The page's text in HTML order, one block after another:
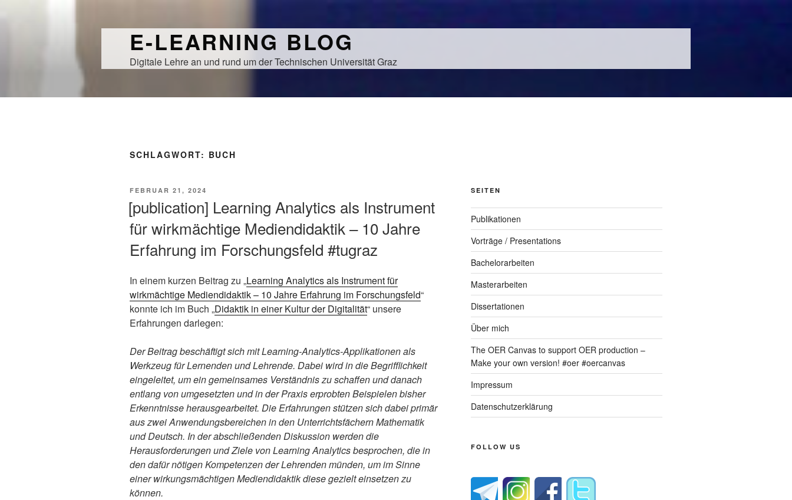
Inhalt
E-LEARNING BLOG
Digitale Lehre an und rund um der Technischen Universität Graz
SCHLAGWORT: BUCH
VERÖFFENTLICHT
FEBRUAR 21, 2024
[publication] Learning Analytics als Instrument
für wirkmächtige Mediendidaktik – 10 Jahre
Erfahrung im Forschungsfeld #tugraz
In einem kurzen Beitrag zu „Learning Analytics als Instrument für
wirkmächtige Mediendidaktik – 10 Jahre Erfahrung im Forschungsfeld“
konnte ich im Buch „Didaktik in einer Kultur der Digitalität“ unsere
Erfahrungen darlegen:
Der Beitrag beschäftigt sich mit Learning-Analytics-Applikationen als
Werkzeug für Lernenden und Lehrende. Dabei wird in die Begrifflichkeit
eingeleitet, um ein gemeinsames Verständnis zu schaffen und danach
entlang von umgesetzten und in der Praxis erprobten Beispielen bisher
Erkenntnisse herausgearbeitet. Die Erfahrungen stützen sich dabei primär
aus zwei Anwendungsbereichen in den Unterrichtsfächern Mathematik
und Deutsch. In der abschließenden Diskussion werden die
Herausforderungen und Ziele von Learning Analytics besprochen, die in
den dafür nötigen Kompetenzen der Lehrenden münden, um im Sinne
einer wirkungsmächtigen Mediendidaktik diese gezielt einsetzen zu
können.
SEITEN
Publikationen
Vorträge / Presentations
Bachelorarbeiten
Masterarbeiten
Dissertationen
Über mich
The OER Canvas to support OER production –
Make your own version! #oer #oercanvas
Impressum
Datenschutzerklärung
FOLLOW US